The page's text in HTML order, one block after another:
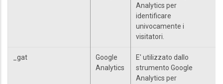
Analytics per
identificare
univocamente i
visitatori.
_gat
Google
Analytics
E' utilizzato dallo
strumento Google
Analytics per